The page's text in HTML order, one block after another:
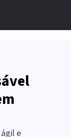
e